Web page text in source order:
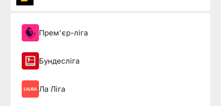
Прем'єр-ліга
Бундесліга
Ла Ліга